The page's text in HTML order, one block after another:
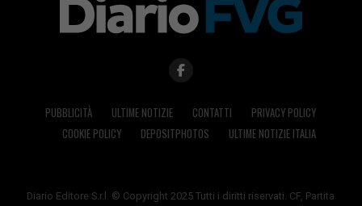
PUBBLICITÀ ULTIME NOTIZIE CONTATTI
PRIVACY POLICY
COOKIE POLICY
DEPOSITPHOTOS ULTIME NOTIZIE ITALIA
Diario Editore S.r.l. © Copyright 2025 Tutti i diritti riservati. CF, Partita